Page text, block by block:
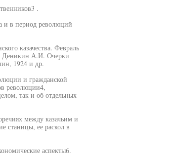
.
и в период революций
казачества. Февраль
Деникин А.И. Очерки
1924 и др.
и гражданской
революции4,
так и об отдельных
между казачьим и
станицы, ее раскол в
аспекты6.